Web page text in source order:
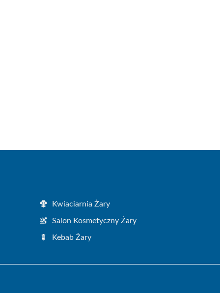
Kwiaciarnia Żary
Salon Kosmetyczny Żary
Kebab Żary